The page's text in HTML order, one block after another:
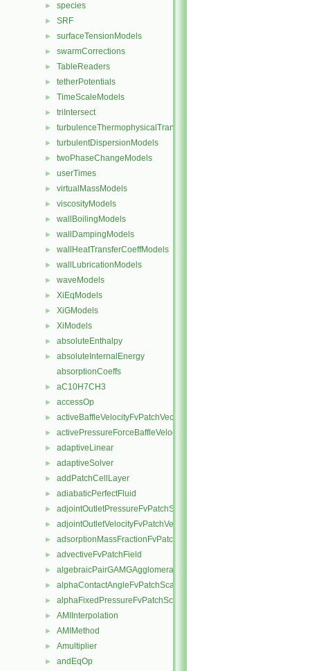
► species
► SRF
► surfaceTensionModels
► swarmCorrections
► TableReaders
► tetherPotentials
► TimeScaleModels
► triIntersect
► turbulenceThermophysicalTransportModels
► turbulentDispersionModels
► twoPhaseChangeModels
► userTimes
► virtualMassModels
► viscosityModels
► wallBoilingModels
► wallDampingModels
► wallHeatTransferCoeffModels
► wallLubricationModels
► waveModels
► XiEqModels
► XiGModels
► XiModels
► absoluteEnthalpy
►
absoluteInternalEnergy
absorptionCoeffs
► aC10H7CH3
► accessOp
► activeBaffleVelocityFvPatchVectorField
► activePressureForceBaffleVelocityFvPatchVectorField
► adaptiveLinear
► adaptiveSolver
► addPatchCellLayer
► adiabaticPerfectFluid
► adjointOutletPressureFvPatchScalarField
► adjointOutletVelocityFvPatchVectorField
► adsorptionMassFractionFvPatchScalarField
► advectiveFvPatchField
► algebraicPairGAMGAgglomeration
► alphaContactAngleFvPatchScalarField
► alphaFixedPressureFvPatchScalarField
► AMIInterpolation
► AMIMethod
► Amultiplier
► andEqOp